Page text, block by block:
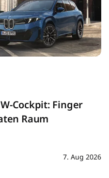
Cockpit: Finger
Raum
7. Aug 2026